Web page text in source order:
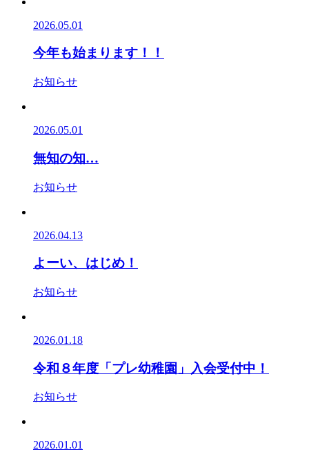
2026.05.01
今年も始まります！！
お知らせ
2026.05.01
無知の知…
お知らせ
2026.04.13
よーい、はじめ！
お知らせ
2026.01.18
令和８年度「プレ幼稚園」入会受付中！
お知らせ
2026.01.01